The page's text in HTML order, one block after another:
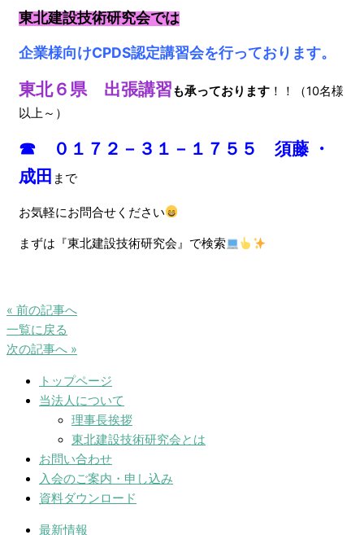
東北建設技術研究会では
企業様向けCPDS認定講習会を行っております。
東北６県 出張講習も承っております！！（10名様
以上～）
☎ ０１７２－３１－１７５５ 須藤 ・
成田 まで
お気軽にお問合せください
まずは『東北建設技術研究会』で検索
« 前の記事へ
一覧に戻る
次の記事へ »
トップページ
当法人について
理事長挨拶
東北建設技術研究会とは
お問い合わせ
入会のご案内・申し込み
資料ダウンロード
最新情報